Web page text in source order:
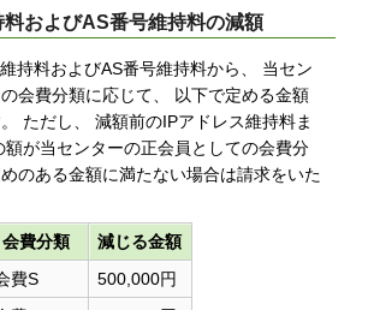
およびAS番号維持料の減額
持料およびAS番号維持料から、 当セン
会費分類に応じて、 以下で定める金額
ただし、 減額前のIPアドレス維持料ま
額が当センターの正会員としての会費分
のある金額に満たない場合は請求をいた
会費分類
減じる金額
費S
500,000円